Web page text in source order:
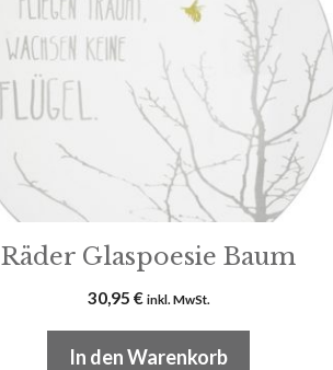
Räder Glaspoesie Baum
30,95 € inkl. MwSt.
In den Warenkorb